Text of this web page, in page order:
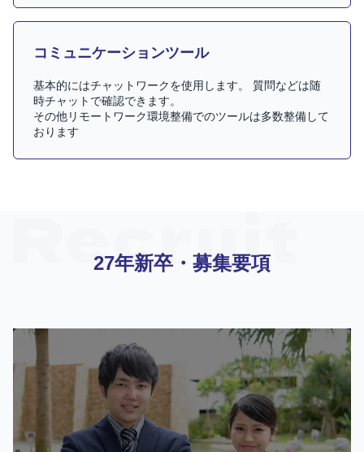
コミュニケーションツール
基本的にはチャットワークを使用します。 質問などは随
時チャットで確認できます。
その他リモートワーク環境整備でのツールは多数整備して
おります
27年新卒・募集要項